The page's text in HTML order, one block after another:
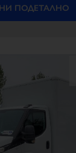
ПОДЕТАЛНО